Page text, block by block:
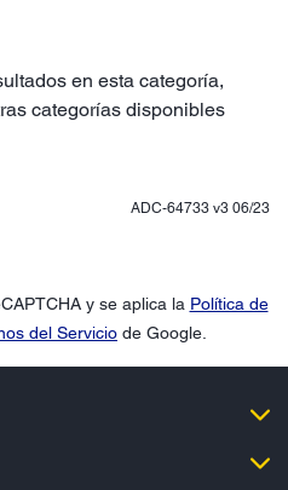
en esta categoría,
categorías disponibles
ADC-64733 v3 06/23
y se aplica la Política de
del Servicio de Google.